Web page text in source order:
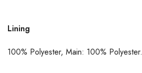
Lining
100% Polyester, Main: 100% Polyester.